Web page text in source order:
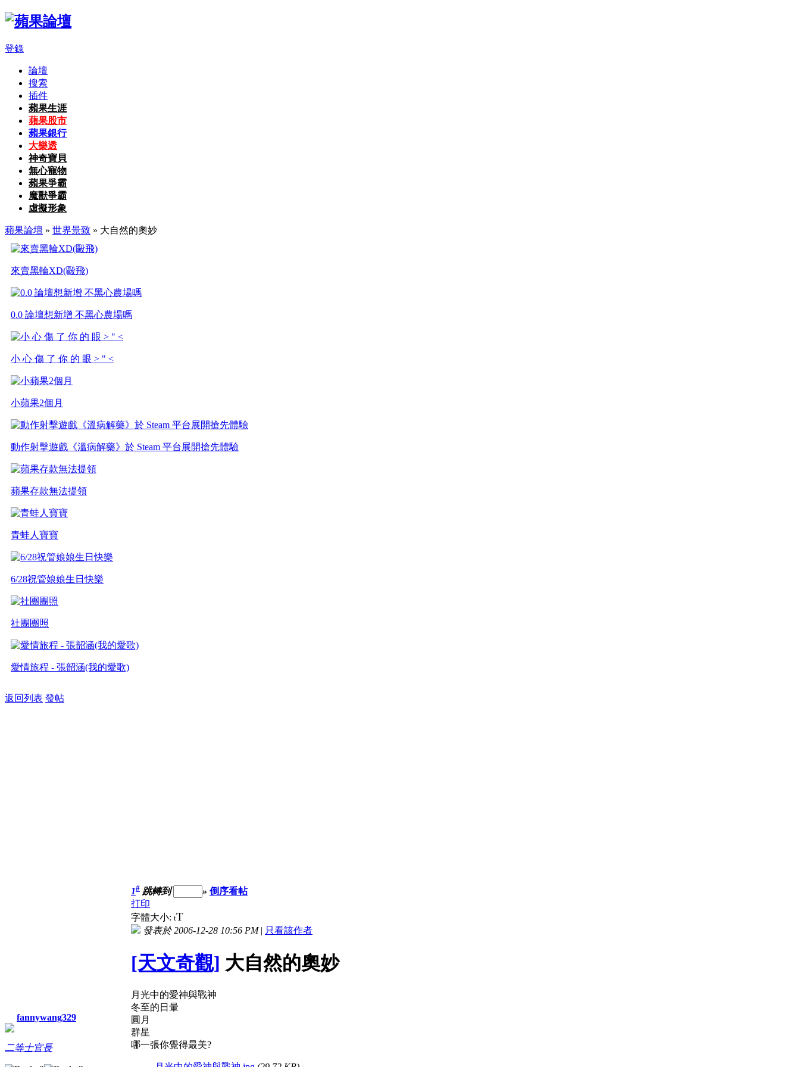
登錄
論壇
搜索
插件
蘋果生涯
蘋果股市
蘋果銀行
大樂透
神奇寶貝
無心寵物
蘋果爭霸
魔獸爭霸
虛擬形象
蘋果論壇 » 世界景致 » 大自然的奧妙
來賣黑輪XD(毆飛)
0.0 論壇想新增 不黑心農場嗎
小 心 傷 了 你 的 眼 > " <
小蘋果2個月
動作射擊遊戲《溫病解藥》於 Steam 平台展開搶先體驗
蘋果存款無法提領
青蛙人寶寶
6/28祝管娘娘生日快樂
社團團照
愛情旅程 - 張韶涵(我的愛歌)
返回列表 發帖
fannywang329
二等士官長
1# 跳轉到 » 倒序看帖
打印
字體大小: tT
發表於 2006-12-28 10:56 PM| 只看該作者
[天文奇觀] 大自然的奧妙
月光中的愛神與戰神
冬至的日暈
圓月
群星
哪一張你覺得最美?